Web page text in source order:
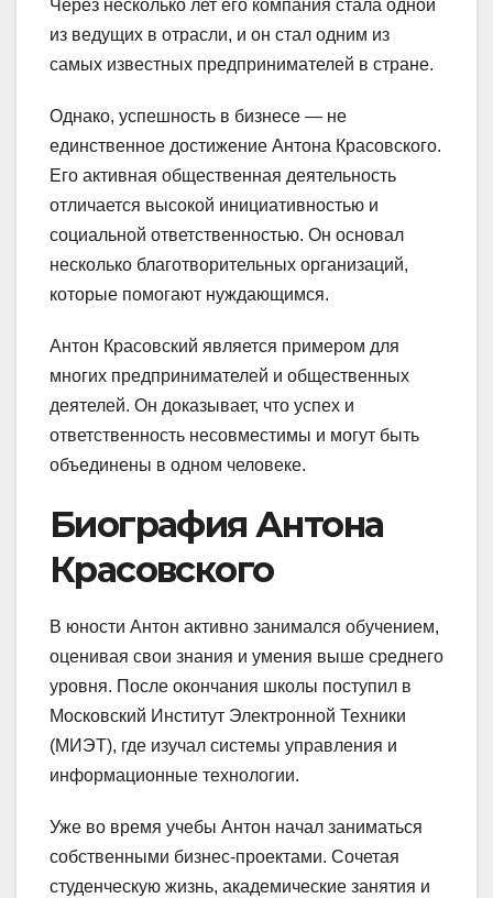
Через несколько лет его компания стала одной
из ведущих в отрасли, и он стал одним из
самых известных предпринимателей в стране.
Однако, успешность в бизнесе — не
единственное достижение Антона Красовского.
Его активная общественная деятельность
отличается высокой инициативностью и
социальной ответственностью. Он основал
несколько благотворительных организаций,
которые помогают нуждающимся.
Антон Красовский является примером для
многих предпринимателей и общественных
деятелей. Он доказывает, что успех и
ответственность несовместимы и могут быть
объединены в одном человеке.
Биография Антона
Красовского
В юности Антон активно занимался обучением,
оценивая свои знания и умения выше среднего
уровня. После окончания школы поступил в
Московский Институт Электронной Техники
(МИЭТ), где изучал системы управления и
информационные технологии.
Уже во время учебы Антон начал заниматься
собственными бизнес-проектами. Сочетая
студенческую жизнь, академические занятия и